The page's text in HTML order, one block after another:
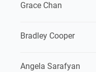
Grace Chan
Bradley Cooper
Angela Sarafyan